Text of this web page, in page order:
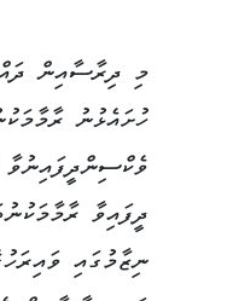
ހުށައެޅުނު
ދީފައިވާ
ނިޒާމުގައި